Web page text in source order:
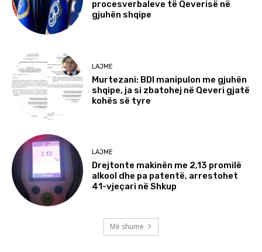
procesverbaleve të Qeverisë në
gjuhën shqipe
LAJME
Murtezani: BDI manipulon me gjuhën
shqipe, ja si zbatohej në Qeveri gjatë
kohës së tyre
LAJME
Drejtonte makinën me 2,13 promilë
alkool dhe pa patentë, arrestohet
41-vjeçari në Shkup
Më shumë